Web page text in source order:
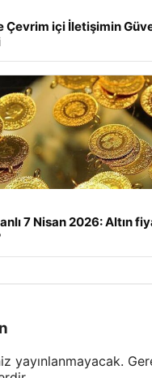
Çevrim içi İletişimin
7 Nisan 2026: Altın
yayınlanmayacak.